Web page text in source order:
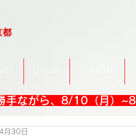
都
手ながら、8/10（月）
月30日